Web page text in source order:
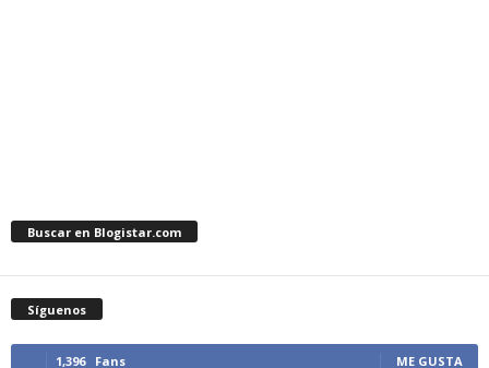
Buscar en Blogistar.com
Síguenos
1,396 Fans ME GUSTA